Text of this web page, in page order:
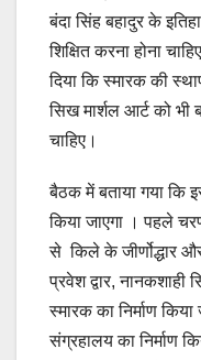
बंदा सिंह बहादुर के
शिक्षित करना होना
दिया कि स्मारक की
सिख मार्शल आर्ट को भी
चाहिए।
बैठक में बताया गया कि
किया जाएगा । पहले
से किले के जीर्णोद्धार
प्रवेश द्वार, नानकशाही
स्मारक का निर्माण
संग्रहालय का निर्माण